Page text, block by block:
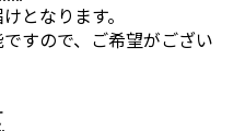
となります。
すので、ご希望がござい